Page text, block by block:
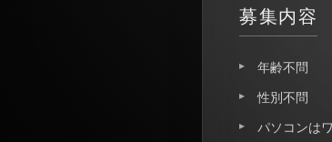
募集内容
年齢不問
性別不問
パソコンは